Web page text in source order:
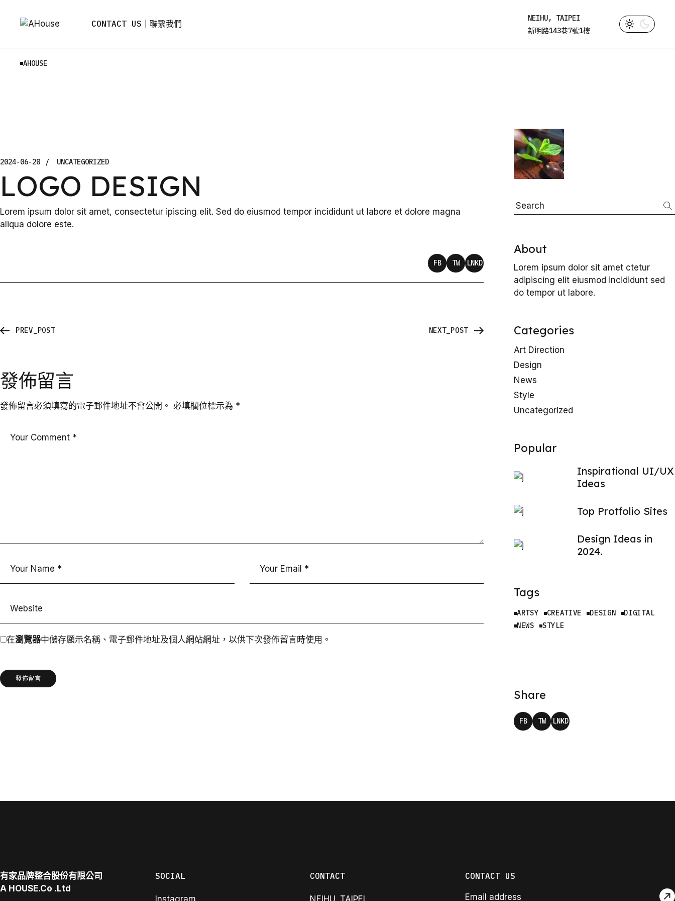
content
CONTACT US｜聯繫我們
NEIHU, TAIPEI
新明路143巷7號1樓
AHOUSE
2024-06-28 UNCATEGORIZED
LOGO DESIGN
Lorem ipsum dolor sit amet, consectetur ipiscing elit. Sed do eiusmod tempor incididunt ut labore et dolore magna
aliqua dolore este.
FB TW LNKD
PREV_POST NEXT_POST
發佈留言
發佈留言必須填寫的電子郵件地址不會公開。 必填欄位標示為 *
在瀏覽器中儲存顯示名稱、電子郵件地址及個人網站網址，以供下次發佈留言時使用。
發佈留言
Search
About
Lorem ipsum dolor sit amet ctetur
adipiscing elit eiusmod incididunt sed
do tempor ut labore.
Categories
Art Direction
Design
News
Style
Uncategorized
Popular
Inspirational UI/UX
Ideas
Top Protfolio Sites
Design Ideas in
2024.
Tags
ARTSY CREATIVE DESIGN
DIGITAL
NEWS
STYLE
Share
FB TW LNKD
有家品牌整合股份有限公司
A HOUSE.Co .Ltd
SOCIAL
Instagram
CONTACT
NEIHU, TAIPEI
CONTACT US